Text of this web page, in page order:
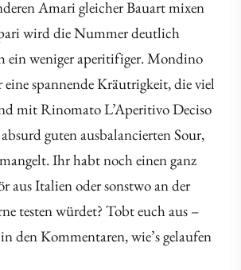
Amari gleicher Bauart mixen
wird die Nummer deutlich
ein weniger aperitifiger. Mondino
spannende Kräutrigkeit, die viel
mit Rinomato L’Aperitivo Deciso
guten ausbalancierten Sour,
Ihr habt noch einen ganz
aus Italien oder sonstwo an der
testen würdet? Tobt euch aus –
den Kommentaren, wie’s gelaufen